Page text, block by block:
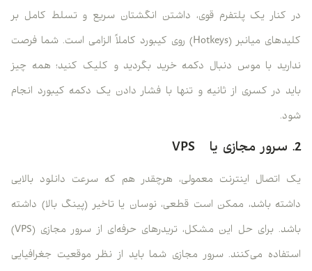
در کنار یک پلتفرم قوی، داشتن انگشتان سریع و تسلط کامل بر
کلیدهای میانبر (Hotkeys) روی کیبورد کاملاً الزامی است. شما فرصت
ندارید با موس دنبال دکمه خرید بگردید و کلیک کنید؛ همه چیز
باید در کسری از ثانیه و تنها با فشار دادن یک دکمه کیبورد انجام
شود.
2. سرور مجازی یا VPS
یک اتصال اینترنت معمولی، هرچقدر هم که سرعت دانلود بالایی
داشته باشد، ممکن است قطعی، نوسان یا تاخیر (پینگ بالا) داشته
باشد. برای حل این مشکل، تریدرهای حرفه‌ای از سرور مجازی (VPS)
استفاده می‌کنند. سرور مجازی شما باید از نظر موقعیت جغرافیایی